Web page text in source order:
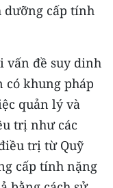
dưỡng cấp tính
vấn đề suy dinh
có khung pháp
quản lý và
trị như các
trị từ Quỹ
cấp tính nặng